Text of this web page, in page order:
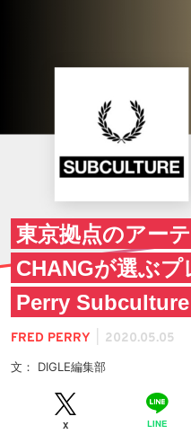
東京拠点のアー
CHANGが選ぶ
Perry Subculture
FRED PERRY 2020.05.05
文： DIGLE編集部
X LINE